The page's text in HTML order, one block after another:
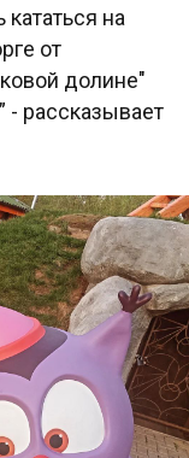
на
от
долине"
рассказывает